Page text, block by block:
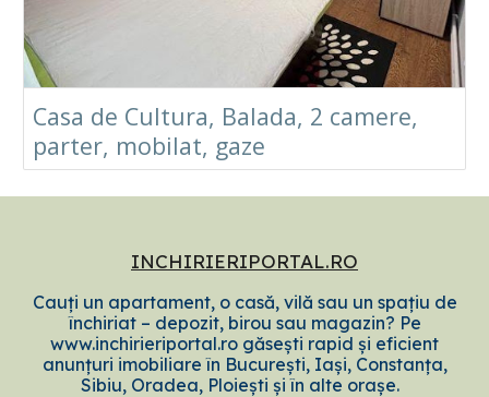
Casa de Cultura, Balada, 2 camere,
parter, mobilat, gaze
INCHIRIERIPORTAL.RO
Cauți un apartament, o casă, vilă sau un spațiu de
închiriat – depozit, birou sau magazin? Pe
www.inchirieriportal.ro găsești rapid și eficient
anunțuri imobiliare în București, Iași, Constanța,
Sibiu, Oradea, Ploiești și în alte orașe.